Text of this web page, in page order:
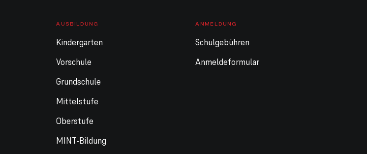
Ganztägig
11. August 2026
AUSBILDUNG
Kindergarten
Vorschule
Grundschule
Mittelstufe
Oberstufe
MINT-Bildung
ANMELDUNG
Schulgebühren
Anmeldeformular